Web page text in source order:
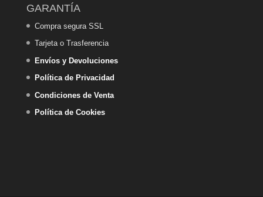
GARANTÍA
Compra segura SSL
Tarjeta o Trasferencia
Envíos y Devoluciones
Política de Privacidad
Condiciones de Venta
Política de Cookies